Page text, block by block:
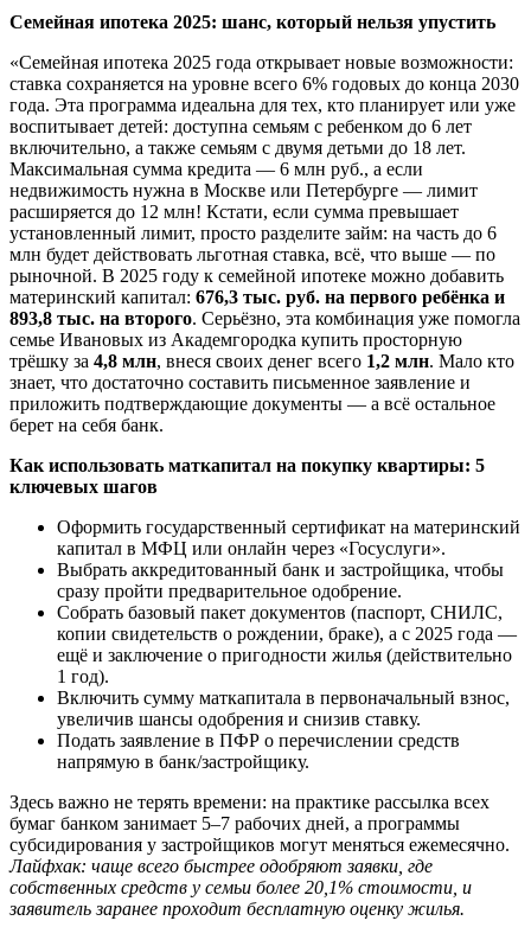
Семейная ипотека 2025: шанс, который нельзя упустить
«Семейная ипотека 2025 года открывает новые возможности:
ставка сохраняется на уровне всего 6% годовых до конца 2030
года. Эта программа идеальна для тех, кто планирует или уже
воспитывает детей: доступна семьям с ребенком до 6 лет
включительно, а также семьям с двумя детьми до 18 лет.
Максимальная сумма кредита — 6 млн руб., а если
недвижимость нужна в Москве или Петербурге — лимит
расширяется до 12 млн! Кстати, если сумма превышает
установленный лимит, просто разделите займ: на часть до 6
млн будет действовать льготная ставка, всё, что выше — по
рыночной. В 2025 году к семейной ипотеке можно добавить
материнский капитал: 676,3 тыс. руб. на первого ребёнка и
893,8 тыс. на второго. Серьёзно, эта комбинация уже помогла
семье Ивановых из Академгородка купить просторную
трёшку за 4,8 млн, внеся своих денег всего 1,2 млн. Мало кто
знает, что достаточно составить письменное заявление и
приложить подтверждающие документы — а всё остальное
берет на себя банк.
Как использовать маткапитал на покупку квартиры: 5
ключевых шагов
Оформить государственный сертификат на материнский
капитал в МФЦ или онлайн через «Госуслуги».
Выбрать аккредитованный банк и застройщика, чтобы
сразу пройти предварительное одобрение.
Собрать базовый пакет документов (паспорт, СНИЛС,
копии свидетельств о рождении, браке), а с 2025 года —
ещё и заключение о пригодности жилья (действительно
1 год).
Включить сумму маткапитала в первоначальный взнос,
увеличив шансы одобрения и снизив ставку.
Подать заявление в ПФР о перечислении средств
напрямую в банк/застройщику.
Здесь важно не терять времени: на практике рассылка всех
бумаг банком занимает 5–7 рабочих дней, а программы
субсидирования у застройщиков могут меняться ежемесячно.
Лайфхак: чаще всего быстрее одобряют заявки, где
собственных средств у семьи более 20,1% стоимости, и
заявитель заранее проходит бесплатную оценку жилья.